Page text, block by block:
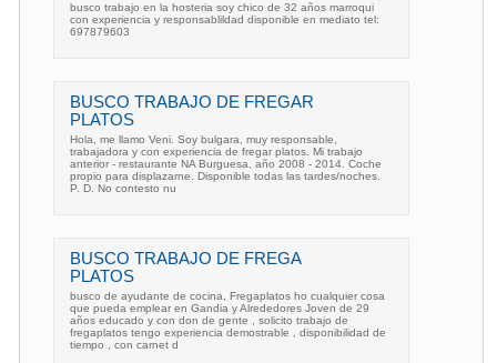
busco trabajo en la hosteria soy chico de 32 años marroqui
con experiencia y responsablildad disponible en mediato tel:
697879603
BUSCO TRABAJO DE FREGAR
PLATOS
Hola, me llamo Veni. Soy bulgara, muy responsable,
trabajadora y con experiencia de fregar platos. Mi trabajo
anterior - restaurante NA Burguesa, año 2008 - 2014. Coche
propio para displazarne. Disponible todas las tardes/noches.
P. D. No contesto nu
BUSCO TRABAJO DE FREGA
PLATOS
busco de ayudante de cocina, Fregaplatos ho cualquier cosa
que pueda emplear en Gandia y Alrededores Joven de 29
años educado y con don de gente , solicito trabajo de
fregaplatos tengo experiencia demostrable , disponibilidad de
tiempo , con carnet d